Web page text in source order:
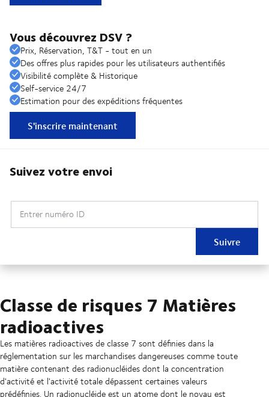
Vous découvrez DSV ?
Prix, Réservation, T&T - tout en un
Des offres plus rapides pour les utilisateurs authentifiés
Visibilité complète & Historique
Self-service 24/7
Estimation pour des expéditions fréquentes
S'inscrire maintenant
Suivez votre envoi
Entrer numéro ID
Suivre
Classe de risques 7 Matières
radioactives
Les matières radioactives de classe 7 sont définies dans la
réglementation sur les marchandises dangereuses comme toute
matière contenant des radionucléides dont la concentration
d'activité et l'activité totale dépassent certaines valeurs
prédéfinies. Un radionucléide est un atome dont le noyau est